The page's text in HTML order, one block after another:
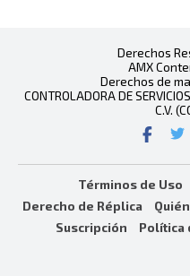
Derechos
AMX
Derechos de
CONTROLADORA DE
C.V.
Términos de Uso
Derecho de Réplica
Suscripción
Política